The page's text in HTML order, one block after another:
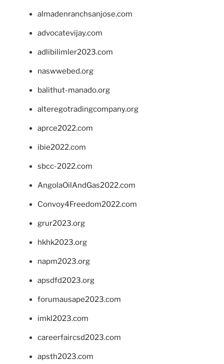
almadenranchsanjose.com
advocatevijay.com
adlibilimler2023.com
naswwebed.org
balithut-manado.org
alteregotradingcompany.org
aprce2022.com
ibie2022.com
sbcc-2022.com
AngolaOilAndGas2022.com
Convoy4Freedom2022.com
grur2023.org
hkhk2023.org
napm2023.org
apsdfd2023.org
forumausape2023.com
imkl2023.com
careerfaircsd2023.com
apsth2023.com